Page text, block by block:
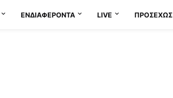
ΕΝΔΙΑΦΈΡΟΝΤΑ LIVE ΠΡΟΣΕΧΩΣ